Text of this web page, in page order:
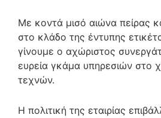
Με κοντά μισό αιώνα πείρας
στο κλάδο της έντυπης
γίνουμε ο αχώριστος
ευρεία γκάμα υπηρεσιών στο
τεχνών.
Η πολιτική της εταιρίας